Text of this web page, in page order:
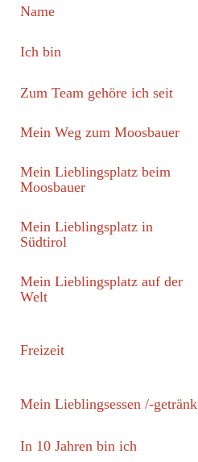
Name
Ich bin
Zum Team gehöre ich seit
Mein Weg zum Moosbauer
Mein Lieblingsplatz beim
Moosbauer
Mein Lieblingsplatz in
Südtirol
Mein Lieblingsplatz auf der
Welt
Freizeit
Mein Lieblingsessen /-getränk
In 10 Jahren bin ich